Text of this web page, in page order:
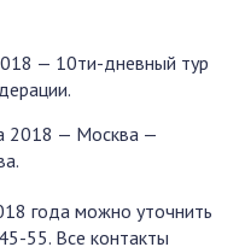
— 10ти-дневный тур
2018 — Москва —
года можно уточнить
55. Все контакты